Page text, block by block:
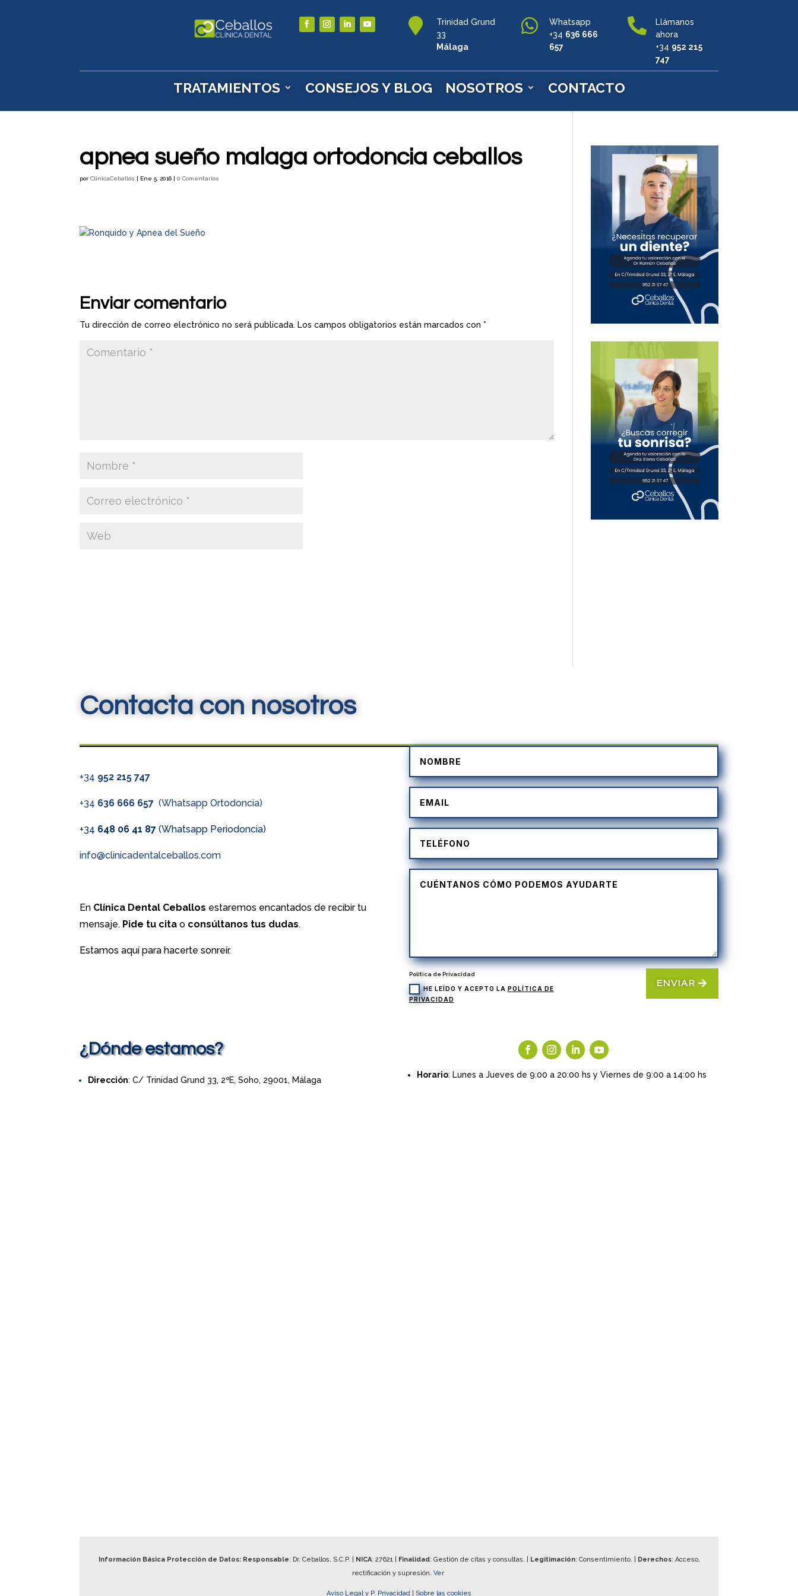

Trinidad Grund
33
Málaga

Whatsapp
+34 636 666
657

Llámanos
ahora
+34 952 215
747
TRATAMIENTOS CONSEJOS Y BLOG NOSOTROS CONTACTO
apnea sueño malaga ortodoncia ceballos
porClínicaCeballos | Ene 5, 2016 |0 Comentarios
Enviar comentario
Tu dirección de correo electrónico no será publicada. Los campos obligatorios están marcados con*
Contacta con nosotros
+34 952 215 747
+34 636 666 657(Whatsapp Ortodoncia)
+34 648 06 41 87 (Whatsapp Periodoncia)
info@clinicadentalceballos.com
En Clínica Dental Ceballos estaremos encantados de recibir tu
mensaje. Pide tu cita o consúltanos tus dudas.
Estamos aquí para hacerte sonreír.
Política de Privacidad
HE LEÍDO Y ACEPTO LA POLÍTICA DE
PRIVACIDAD
ENVIAR
¿Dónde estamos?
Dirección: C/ Trinidad Grund 33, 2ºE, Soho, 29001, Málaga
Horario: Lunes a Jueves de 9:00 a 20:00 hs y Viernes de 9:00 a 14:00 hs
Información Básica Protección de Datos: Responsable: Dr. Ceballos, S.C.P. | NICA: 27621| Finalidad: Gestión de citas y consultas. | Legitimación: Consentimiento. | Derechos: Acceso,
rectificación y supresión. Ver
Aviso Legal y P. Privacidad Sobre las cookies